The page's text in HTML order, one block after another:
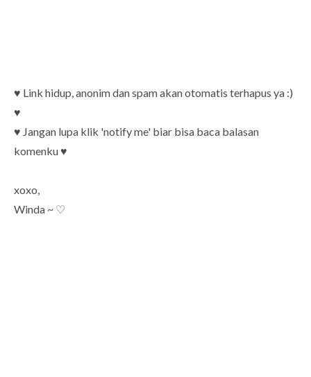
♥ Link hidup, anonim dan spam akan otomatis terhapus ya :)
♥
♥ Jangan lupa klik 'notify me' biar bisa baca balasan
komenku ♥
xoxo,
Winda ~ ♡